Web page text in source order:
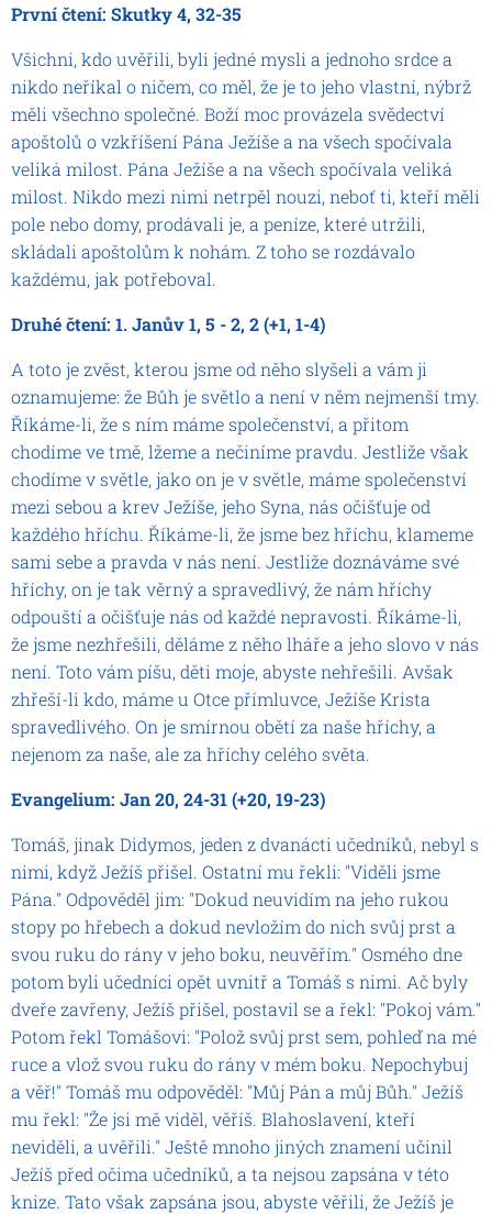
První čtení: Skutky 4, 32-35
Všichni, kdo uvěřili, byli jedné mysli a jednoho srdce a
nikdo neříkal o ničem, co měl, že je to jeho vlastní, nýbrž
měli všechno společné. Boží moc provázela svědectví
apoštolů o vzkříšení Pána Ježíše a na všech spočívala
veliká milost. Pána Ježíše a na všech spočívala veliká
milost. Nikdo mezi nimi netrpěl nouzi, neboť ti, kteří měli
pole nebo domy, prodávali je, a peníze, které utržili,
skládali apoštolům k nohám. Z toho se rozdávalo
každému, jak potřeboval.
Druhé čtení: 1. Janův 1, 5 - 2, 2 (+1, 1-4)
A toto je zvěst, kterou jsme od něho slyšeli a vám ji
oznamujeme: že Bůh je světlo a není v něm nejmenší tmy.
Říkáme-li, že s ním máme společenství, a přitom
chodíme ve tmě, lžeme a nečiníme pravdu. Jestliže však
chodíme v světle, jako on je v světle, máme společenství
mezi sebou a krev Ježíše, jeho Syna, nás očišťuje od
každého hříchu. Říkáme-li, že jsme bez hříchu, klameme
sami sebe a pravda v nás není. Jestliže doznáváme své
hříchy, on je tak věrný a spravedlivý, že nám hříchy
odpouští a očišťuje nás od každé nepravosti. Říkáme-li,
že jsme nezhřešili, děláme z něho lháře a jeho slovo v nás
není. Toto vám píšu, děti moje, abyste nehřešili. Avšak
zhřeší-li kdo, máme u Otce přímluvce, Ježíše Krista
spravedlivého. On je smírnou obětí za naše hříchy, a
nejenom za naše, ale za hříchy celého světa.
Evangelium: Jan 20, 24-31 (+20, 19-23)
Tomáš, jinak Didymos, jeden z dvanácti učedníků, nebyl s
nimi, když Ježíš přišel. Ostatní mu řekli: "Viděli jsme
Pána." Odpověděl jim: "Dokud neuvidím na jeho rukou
stopy po hřebech a dokud nevložím do nich svůj prst a
svou ruku do rány v jeho boku, neuvěřím." Osmého dne
potom byli učedníci opět uvnitř a Tomáš s nimi. Ač byly
dveře zavřeny, Ježíš přišel, postavil se a řekl: "Pokoj vám."
Potom řekl Tomášovi: "Polož svůj prst sem, pohleď na mé
ruce a vlož svou ruku do rány v mém boku. Nepochybuj
a věř!" Tomáš mu odpověděl: "Můj Pán a můj Bůh." Ježíš
mu řekl: "Že jsi mě viděl, věříš. Blahoslavení, kteří
neviděli, a uvěřili." Ještě mnoho jiných znamení učinil
Ježíš před očima učedníků, a ta nejsou zapsána v této
knize. Tato však zapsána jsou, abyste věřili, že Ježíš je